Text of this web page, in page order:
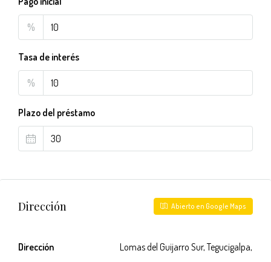
%
Tasa de interés
%
Plazo del préstamo
Dirección Abierto en Google Maps
Dirección
Lomas del Guijarro Sur, Tegucigalpa,